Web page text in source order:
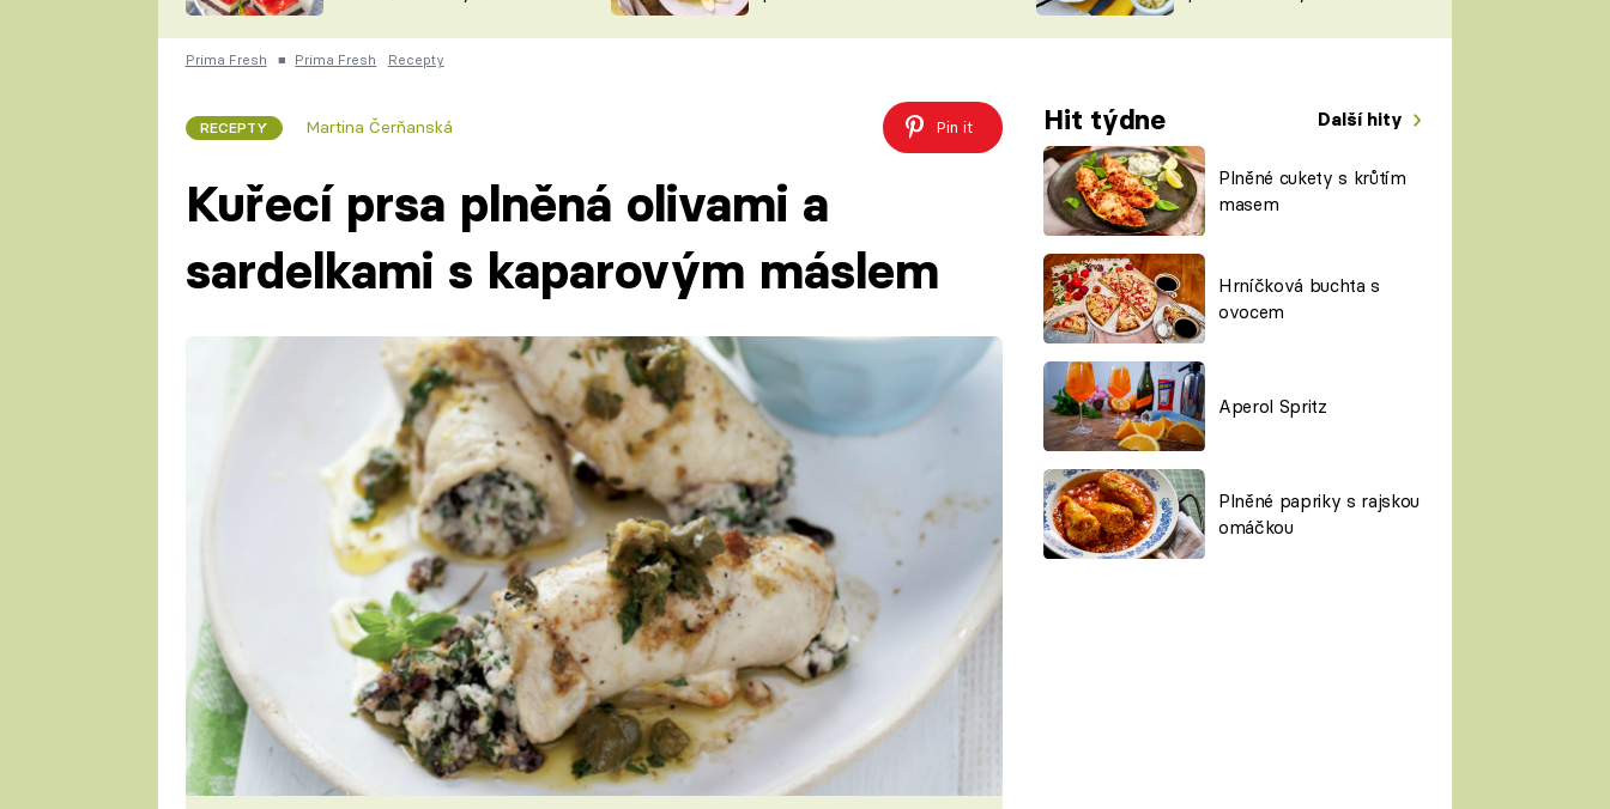
ČESKO NA TALÍŘI
KUCHAŘKA
VYCHYTÁVKY
ŠÉFREDAKTORKY
ČASOPIS
Prima Fresh ■ Prima Fresh Recepty
RECEPTY Martina Čerňanská Pin it Hit týdne Další hity
Plněné cukety s krůtím
masem
Hrníčková buchta s
ovocem
Aperol Spritz
Plněné papriky s rajskou
omáčkou
Kuřecí prsa plněná olivami a
sardelkami s kaparovým máslem